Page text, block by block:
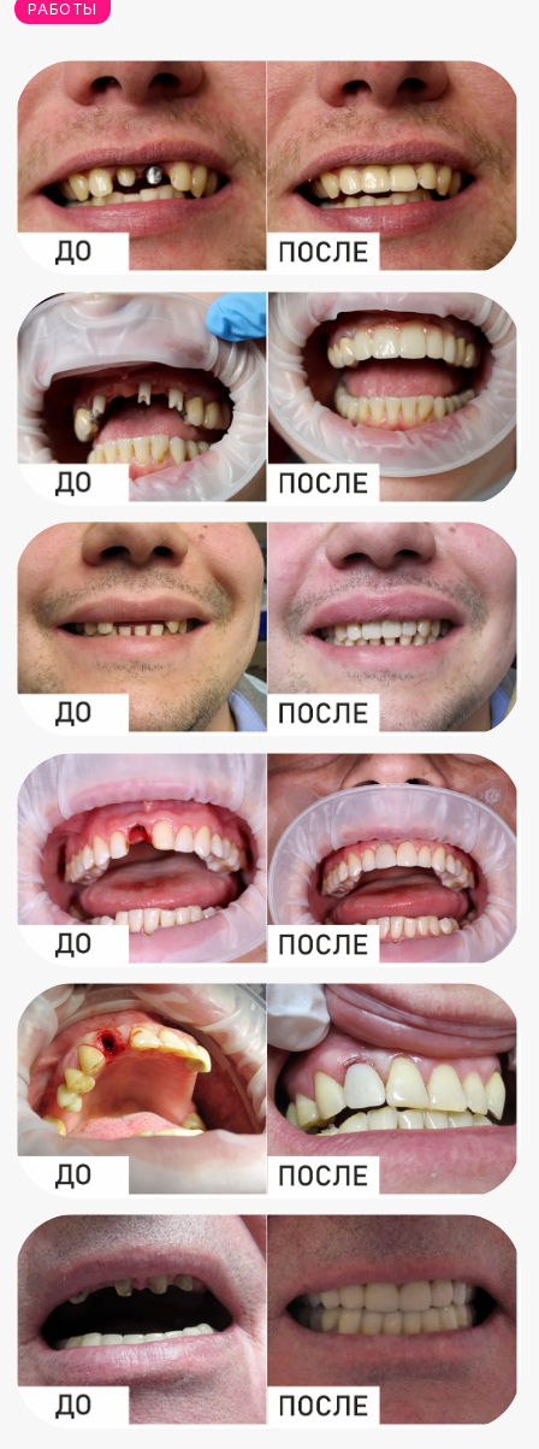
Стоматология Жемчужная улыбка сотрудничает
со множеством страховых компаний в городе
Сургут. Обращайтесь для лечения по страховке,
если у вас есть полис добровольного
медицинского страхования от одного из наших
партнеров.
ЛечениеДМС
Услуги
Наш адрес
© 2026 Стоматология «Жемчужная улыбка» С оздание сайта
Наши соцсети
Сургут, проспект
мира 53
Лечение зубов
Меню
О нас
Наши врачи
Блог
Юридическая информация
Протезирование зубов
Профессиональная гигиена
Установка брекетов
Стоматологическая хирургия
Пародонтология